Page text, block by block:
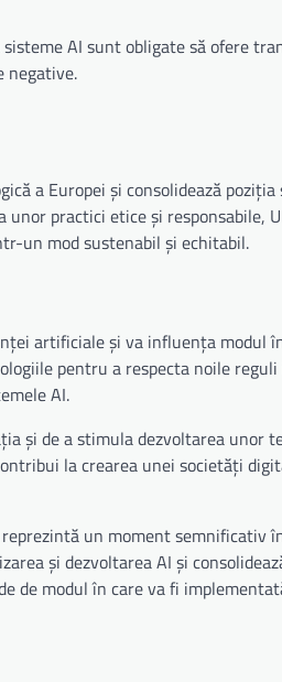
AI sunt obligate să ofere
negative.
a Europei și consolidează
practici etice și responsabile,
un mod sustenabil și echitabil.
artificiale și va influența modul
pentru a respecta noile reguli
AI.
și de a stimula dezvoltarea unor
la crearea unei societăți
un moment semnificativ
și dezvoltarea AI și
de modul în care va fi